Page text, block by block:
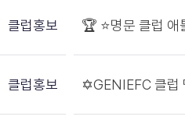
클럽홍보 🏆 ⭐️명문 클럽 애
클럽홍보 ✡️GENIEFC 클럽